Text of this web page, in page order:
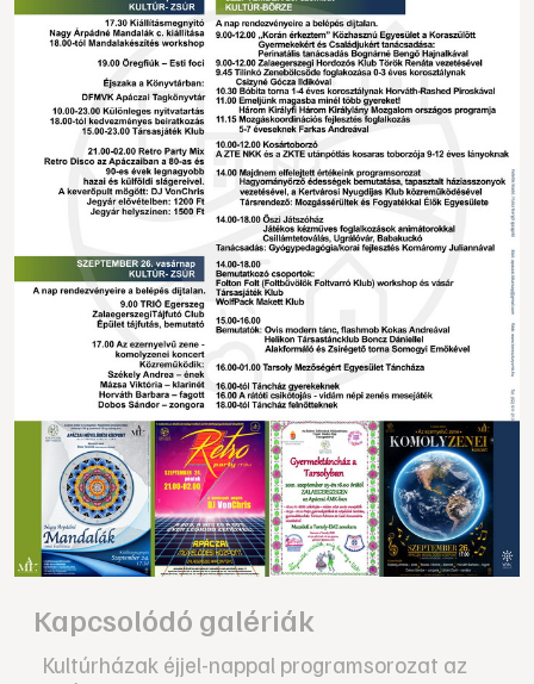
Kapcsolódó galériák
Kultúrházak éjjel-nappal programsorozat az